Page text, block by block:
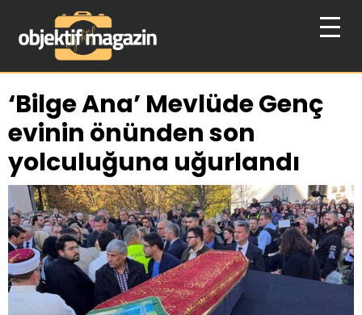
‘Bilge Ana’ Mevlüde Genç
evinin önünden son
yolculuğuna uğurlandı